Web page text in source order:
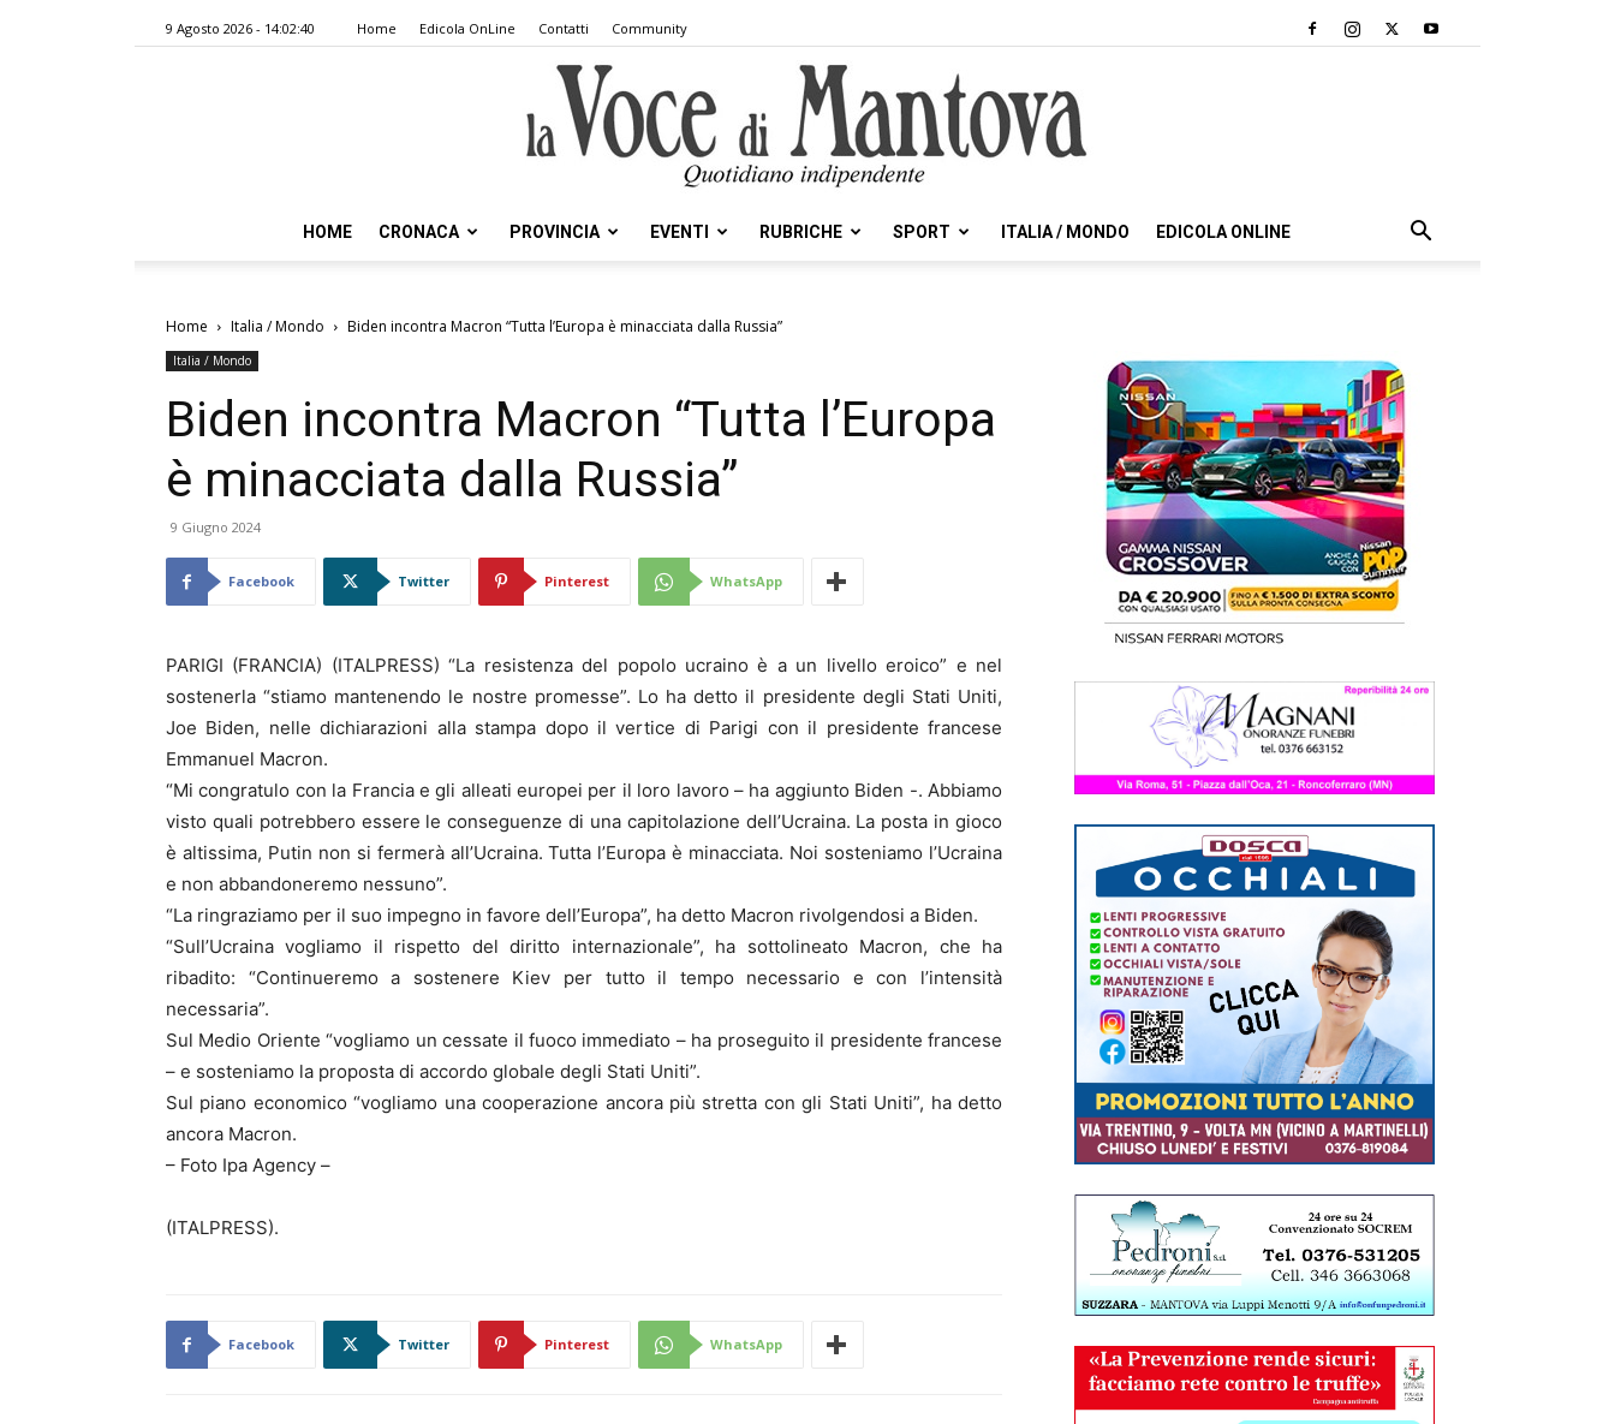
9 Agosto 2026 - 14:02:40 Home Edicola OnLine Contatti Community
Mantova
HOME CRONACA PROVINCIA EVENTI RUBRICHE SPORT ITALIA / MONDO EDICOLA ONLINE
Home Italia / Mondo Biden incontra Macron “Tutta l’Europa è minacciata dalla Russia”
Italia / Mondo
Biden incontra Macron “Tutta l’Europa
è minacciata dalla Russia”
9 Giugno 2024
Facebook Twitter Pinterest WhatsApp
PARIGI (FRANCIA) (ITALPRESS) “La resistenza del popolo ucraino è a un livello eroico” e nel
sostenerla “stiamo mantenendo le nostre promesse”. Lo ha detto il presidente degli Stati Uniti,
Joe Biden, nelle dichiarazioni alla stampa dopo il vertice di Parigi con il presidente francese
Emmanuel Macron.
“Mi congratulo con la Francia e gli alleati europei per il loro lavoro – ha aggiunto Biden -. Abbiamo
visto quali potrebbero essere le conseguenze di una capitolazione dell’Ucraina. La posta in gioco
è altissima, Putin non si fermerà all’Ucraina. Tutta l’Europa è minacciata. Noi sosteniamo l’Ucraina
e non abbandoneremo nessuno”.
“La ringraziamo per il suo impegno in favore dell’Europa”, ha detto Macron rivolgendosi a Biden.
“Sull’Ucraina vogliamo il rispetto del diritto internazionale”, ha sottolineato Macron, che ha
ribadito: “Continueremo a sostenere Kiev per tutto il tempo necessario e con l’intensità
necessaria”.
Sul Medio Oriente “vogliamo un cessate il fuoco immediato – ha proseguito il presidente francese
– e sosteniamo la proposta di accordo globale degli Stati Uniti”.
Sul piano economico “vogliamo una cooperazione ancora più stretta con gli Stati Uniti”, ha detto
ancora Macron.
– Foto Ipa Agency –
(ITALPRESS).
Facebook Twitter Pinterest WhatsApp